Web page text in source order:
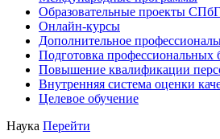
Образовательные проекты
Онлайн-курсы
Дополнительное
Подготовка профессиональных
Повышение квалификации
Внутренняя система оценки
Целевое обучение
Наука Перейти